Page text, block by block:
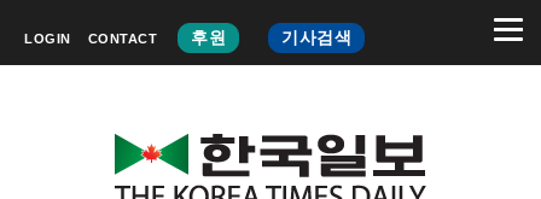
LOGIN CONTACT 후원 기사검색